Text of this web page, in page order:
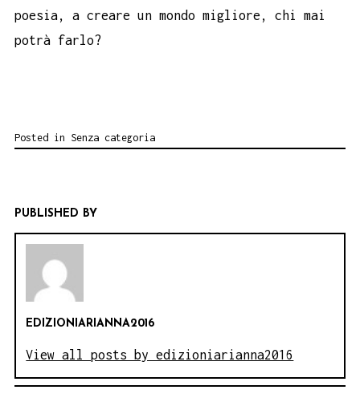
poesia, a creare un mondo migliore, chi mai
potrà farlo?
Posted in Senza categoria
PUBLISHED BY
EDIZIONIARIANNA2016
View all posts by edizioniarianna2016